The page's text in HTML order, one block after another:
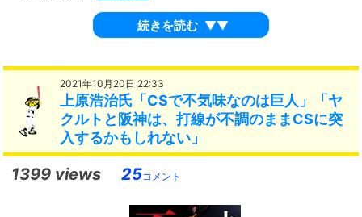
続きを読む ▼▼
2021年10月20日 22:33
上原浩治氏「CSで不気味なのは巨人」「ヤ
クルトと阪神は、打線が不調のままCSに突
入するかもしれない」
1399 views 25コメント